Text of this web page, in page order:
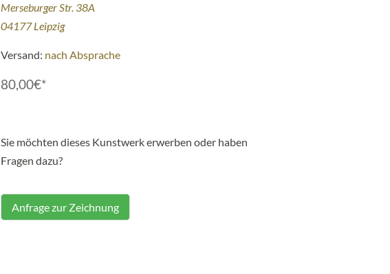
Merseburger Str. 38A
04177 Leipzig
Versand: nach Absprache
80,00€*
Sie möchten dieses Kunstwerk erwerben oder haben
Fragen dazu?
Anfrage zur Zeichnung